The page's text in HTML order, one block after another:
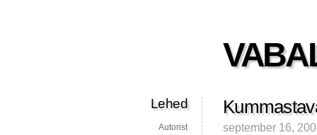
september 16,
Lehed
Autorist